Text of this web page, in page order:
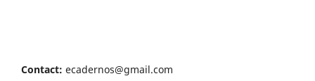
Contact: ecadernos@gmail.com